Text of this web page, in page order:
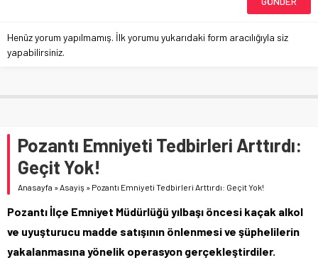
Henüz yorum yapılmamış. İlk yorumu yukarıdaki form aracılığıyla siz
yapabilirsiniz.
Pozantı Emniyeti Tedbirleri Arttırdı:
Geçit Yok!
Anasayfa »Asayiş » Pozantı Emniyeti Tedbirleri Arttırdı: Geçit Yok!
Pozantı İlçe Emniyet Müdürlüğü yılbaşı öncesi kaçak alkol
ve uyuşturucu madde satışının önlenmesi ve şüphelilerin
yakalanmasına yönelik operasyon gerçekleştirdiler.